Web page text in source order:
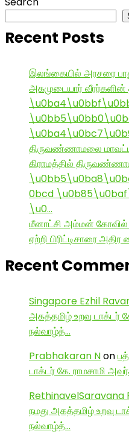
Recent Posts
இலங்கையில் அரசரை
அகமுடையார்
திருவண்ணாமலை
கிராமத்தில்
0bcd
\u0…
மீனாட்சி அம்மன் கோவில்
ஏற்றி பிரிட்டிசாரை
Recent
Singapore Ezhil
அகத்தமிழ் உறவு டாக்டர்
நல்வாழ்த்…
Prabhakaran Non
டாக்டர் கே. ராமசாமி
RethinavelSaravana
நமது அகத்தமிழ் உறவு
நல்வாழ்த்…